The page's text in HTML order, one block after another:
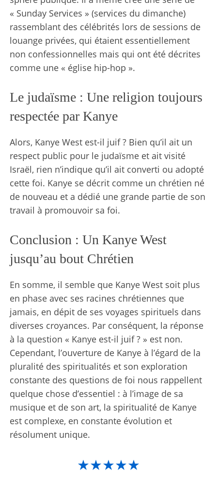
« Sunday Services » (services du dimanche)
rassemblant des célébrités lors de sessions de
louange privées, qui étaient essentiellement
non confessionnelles mais qui ont été décrites
comme une « église hip-hop ».
Le judaïsme : Une religion toujours
respectée par Kanye
Alors, Kanye West est-il juif ? Bien qu’il ait un
respect public pour le judaïsme et ait visité
Israël, rien n’indique qu’il ait converti ou adopté
cette foi. Kanye se décrit comme un chrétien né
de nouveau et a dédié une grande partie de son
travail à promouvoir sa foi.
Conclusion : Un Kanye West
jusqu’au bout Chrétien
En somme, il semble que Kanye West soit plus
en phase avec ses racines chrétiennes que
jamais, en dépit de ses voyages spirituels dans
diverses croyances. Par conséquent, la réponse
à la question « Kanye est-il juif ? » est non.
Cependant, l’ouverture de Kanye à l’égard de la
pluralité des spiritualités et son exploration
constante des questions de foi nous rappellent
quelque chose d’essentiel : à l’image de sa
musique et de son art, la spiritualité de Kanye
est complexe, en constante évolution et
résolument unique.
★★★★★